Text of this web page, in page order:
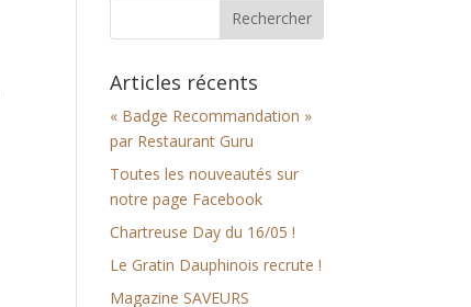
Articles récents
« Badge Recommandation »
par Restaurant Guru
Toutes les nouveautés sur
notre page Facebook
Chartreuse Day du 16/05 !
Le Gratin Dauphinois recrute !
Magazine SAVEURS